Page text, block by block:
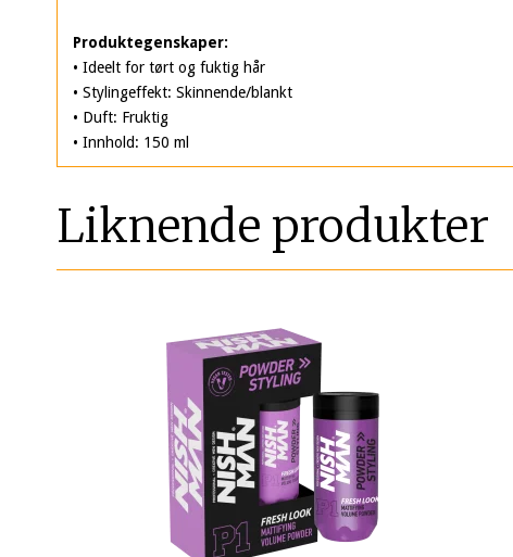
Produktegenskaper:
• Ideelt for tørt og fuktig hår
• Stylingeffekt: Skinnende/blankt
• Duft: Fruktig
• Innhold: 150 ml
Liknende produkter